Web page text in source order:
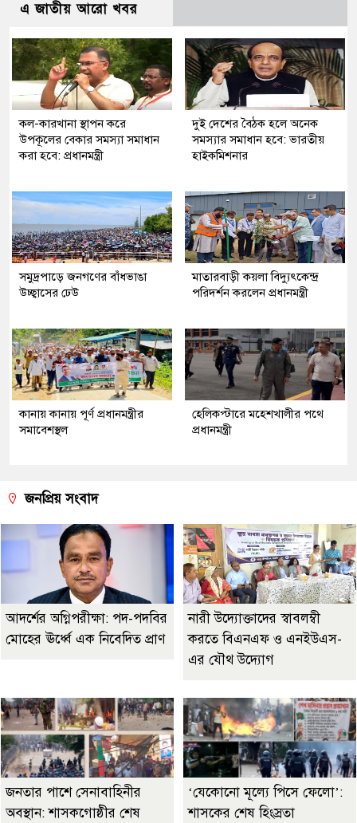
এ জাতীয় আরো খবর
কল-কারখানা স্থাপন করে
উপকূলের বেকার সমস্যা সমাধান
করা হবে: প্রধানমন্ত্রী
দুই দেশের বৈঠক হলে অনেক
সমস্যার সমাধান হবে: ভারতীয়
হাইকমিশনার
সমুদ্রপাড়ে জনগণের বাঁধভাঙা
উচ্ছ্বাসের ঢেউ
মাতারবাড়ী কয়লা বিদ্যুৎকেন্দ্র
পরিদর্শন করলেন প্রধানমন্ত্রী
কানায় কানায় পূর্ণ প্রধানমন্ত্রীর
সমাবেশস্থল
হেলিকপ্টারে মহেশখালীর পথে
প্রধানমন্ত্রী
জনপ্রিয় সংবাদ
আদর্শের অগ্নিপরীক্ষা: পদ-পদবির
মোহের ঊর্ধ্বে এক নিবেদিত প্রাণ
নারী উদ্যোক্তাদের স্বাবলম্বী
করতে বিএনএফ ও এনইউএস-
এর যৌথ উদ্যোগ
জনতার পাশে সেনাবাহিনীর
অবস্থান: শাসকগোষ্ঠীর শেষ
‘যেকোনো মূল্যে পিসে ফেলো’:
শাসকের শেষ হিংস্রতা